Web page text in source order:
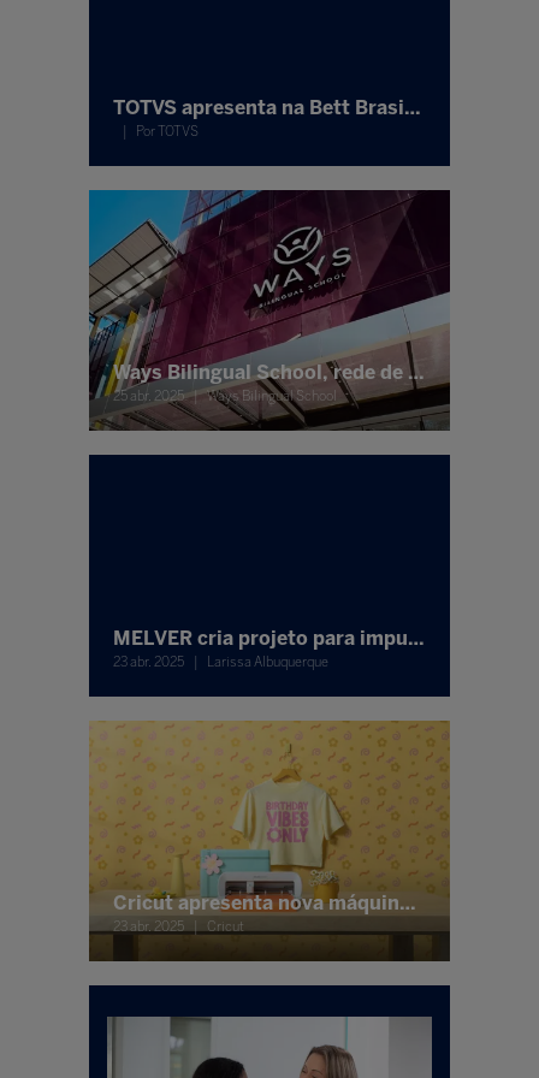
TOTVS apresenta na Bett Brasil soluções que atendem toda a jornada acadêmica, da captação à formação do aluno
Por TOTVS
Ways Bilingual School, rede de franquias da Arco Educação, estreia na Bett Brasil 2025
25 abr. 2025 Ways Bilingual School
MELVER cria projeto para impulsionar educação financeira nas escolas
23 abr. 2025 Larissa Albuquerque
Cricut apresenta nova máquina de corte durante a Bett Brasil 2025
23 abr. 2025 Cricut